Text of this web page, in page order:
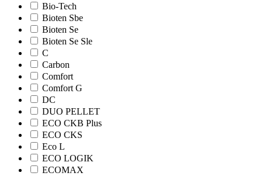
Bio-Tech
Bioten Sbe
Bioten Se
Bioten Se Sle
C
Carbon
Comfort
Comfort G
DC
DUO PELLET
ECO CKB Plus
ECO CKS
Eco L
ECO LOGIK
ECOMAX